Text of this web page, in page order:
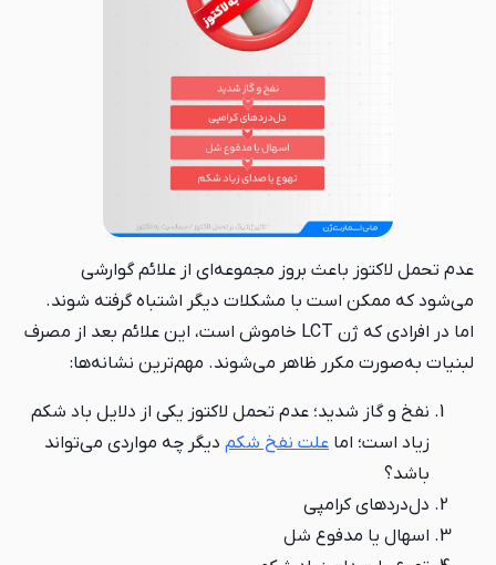
عدم تحمل لاکتوز باعث بروز مجموعه‌ای از علائم گوارشی
می‌شود که ممکن است با مشکلات دیگر اشتباه گرفته شوند.
اما در افرادی که ژن LCT خاموش است، این علائم بعد از مصرف
لبنیات به‌صورت مکرر ظاهر می‌شوند. مهم‌ترین نشانه‌ها:
نفخ و گاز شدید؛ عدم تحمل لاکتوز یکی از دلایل باد شکم
زیاد است؛ اما علت نفخ شکم دیگر چه مواردی می‌تواند
باشد؟
دل‌دردهای کرامپی
اسهال یا مدفوع شل